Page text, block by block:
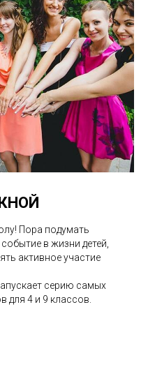
Пора подумать
в жизни детей,
активное участие
серию самых
для 4 и 9 классов.